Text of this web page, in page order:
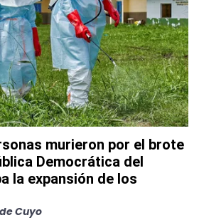
murieron por el brote
Democrática del
la expansión de los
Cuyo